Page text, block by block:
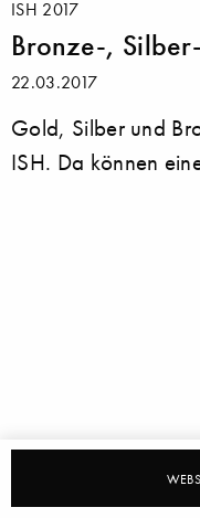
ISH 2017
Bronze-,
22.03.2017
Gold, Silber und
ISH. Da können